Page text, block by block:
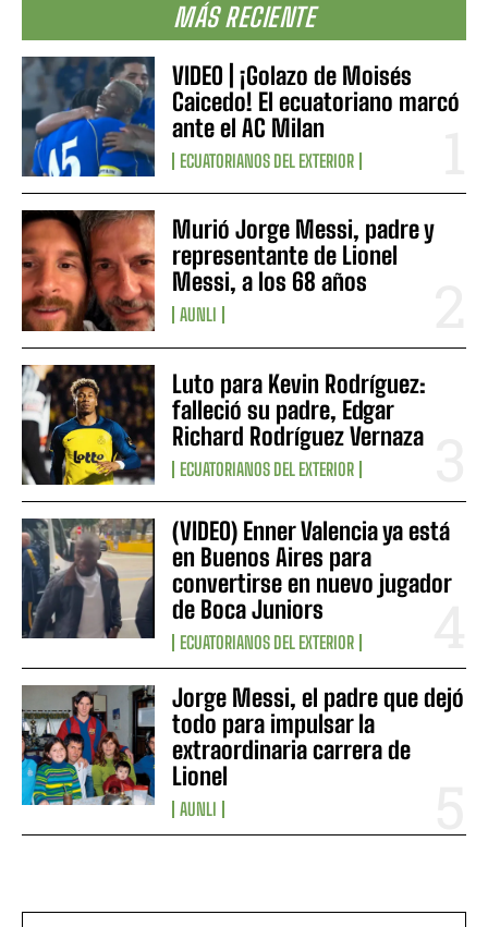
MÁS RECIENTE
VIDEO | ¡Golazo de Moisés
Caicedo! El ecuatoriano marcó
ante el AC Milan
ECUATORIANOS DEL EXTERIOR
Murió Jorge Messi, padre y
representante de Lionel
Messi, a los 68 años
AUNLI
Luto para Kevin Rodríguez:
falleció su padre, Edgar
Richard Rodríguez Vernaza
ECUATORIANOS DEL EXTERIOR
(VIDEO) Enner Valencia ya está
en Buenos Aires para
convertirse en nuevo jugador
de Boca Juniors
ECUATORIANOS DEL EXTERIOR
Jorge Messi, el padre que dejó
todo para impulsar la
extraordinaria carrera de
Lionel
AUNLI